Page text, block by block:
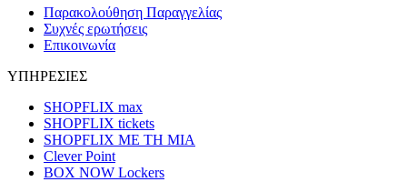
Παρακολούθηση Παραγγελίας
Συχνές ερωτήσεις
Επικοινωνία
ΥΠΗΡΕΣΙΕΣ
SHOPFLIX max
SHOPFLIX tickets
SHOPFLIX ΜΕ ΤΗ ΜΙΑ
Clever Point
BOX NOW Lockers